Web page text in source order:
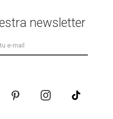
newsletter
 